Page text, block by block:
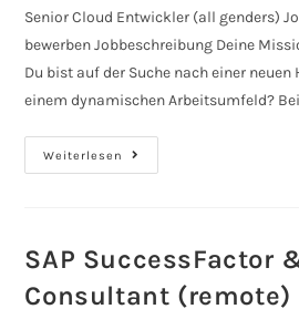
Senior Cloud Entwickler (all genders)
bewerben Jobbeschreibung Deine
Du bist auf der Suche nach einer
einem dynamischen Arbeitsumfeld?
Weiterlesen
SAP SuccessFactor
Consultant (remote)